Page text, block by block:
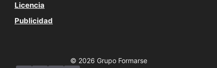
Licencia
Publicidad
© 2026 Grupo Formarse